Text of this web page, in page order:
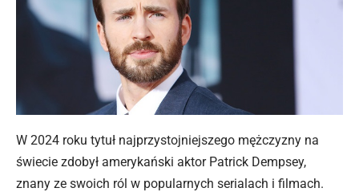
W 2024 roku tytuł najprzystojniejszego mężczyzny na
świecie zdobył amerykański aktor Patrick Dempsey,
znany ze swoich ról w popularnych serialach i filmach.